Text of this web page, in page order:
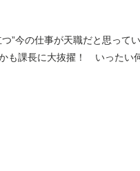
”今の仕事が天職だと思って
も課長に大抜擢！ いったい